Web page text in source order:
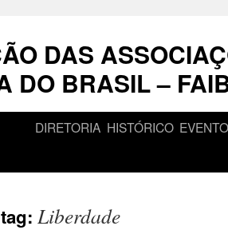
DAS
DO BRASIL –
DIRETORIA HISTÓRICO
Liberdade